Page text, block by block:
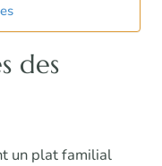
des
un plat familial